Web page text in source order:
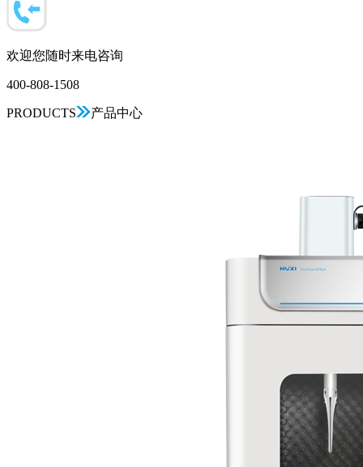
欢迎您随时来电咨询
400-808-1508
PRODUCTS 产品中心